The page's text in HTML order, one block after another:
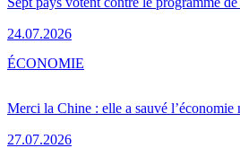
24.07.2026
Merci la Chine : elle a sauvé l’économie
27.07.2026
ÉCONOMIE